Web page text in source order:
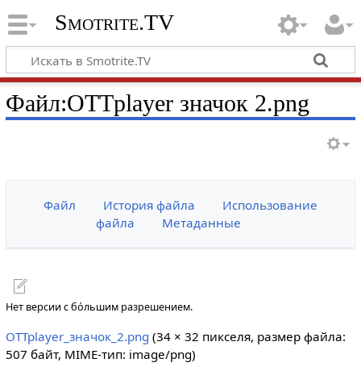
Smotrite.TV
Файл:OTTplayer значок 2.png
Файл История файла
Использование
файла
Метаданные
Нет версии с бо́льшим разрешением.
OTTplayer_значок_2.png (34 × 32 пикселя, размер файла:
507 байт, MIME-тип: image/png)